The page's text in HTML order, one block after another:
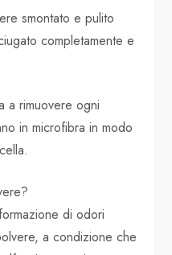
smontato e pulito
completamente e
a rimuovere ogni
in microfibra in modo
di odori
a condizione che